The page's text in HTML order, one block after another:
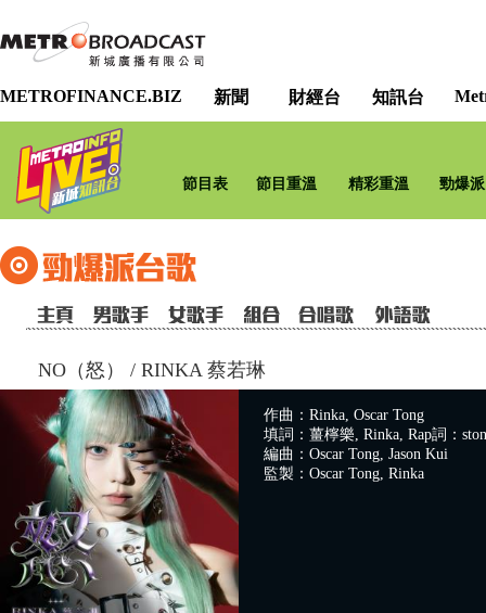
METROFINANCE.BIZ 新聞 財經台 知訊台
節目表 節目重溫 精彩重溫 勁爆
NO（怒） / RINKA 蔡若琳
作曲：Rinka, Oscar Tong
填詞：薑檸樂, Rinka, Rap詞：
編曲：Oscar Tong, Jason Kui
監製：Oscar Tong, Rinka